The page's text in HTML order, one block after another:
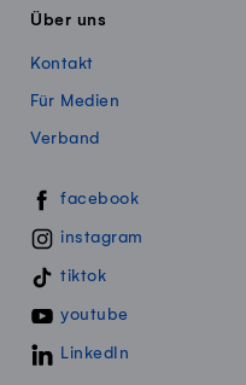
Über uns
Kontakt
Für Medien
Verband
Swissmillk auf Social Media
facebook
instagram
tiktok
youtube
LinkedIn